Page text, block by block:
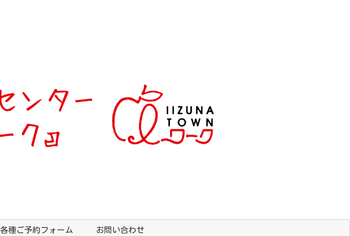
各種ご予約フォーム お問い合わせ